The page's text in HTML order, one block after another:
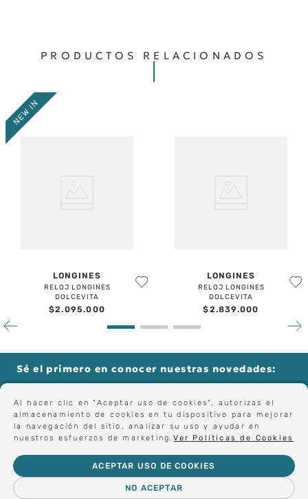
Al hacer clic en "Aceptar uso de cookies", autorizas el
almacenamiento de cookies en tu dispositivo para mejorar
la navegación del sitio, analizar su uso y ayudar en
nuestros esfuerzos de marketing.Ver Políticas de Cookies
NO ACEPTAR
ACEPTAR USO DE COOKIES
PRODUCTOS RELACIONADOS
LONGINES
RELOJ LONGINES
DOLCEVITA
$2.095.000
LONGINES
RELOJ LONGINES
DOLCEVITA
$2.839.000
Sé el primero en conocer nuestras novedades:
Forma parte de nuestros clientes exclusivos.